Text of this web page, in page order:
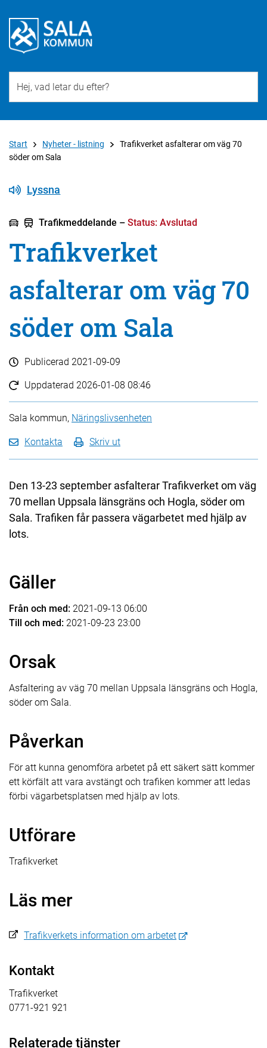
Start Nyheter - listning
Trafikverket asfalterar om väg 70
söder om Sala
Lyssna
Trafikmeddelande – Status: Avslutad
Trafikverket
asfalterar om väg 70
söder om Sala
Publicerad 2021-09-09
Uppdaterad 2026-01-08 08:46
Sala kommun, Näringslivsenheten
Kontakta Skriv ut
Den 13-23 september asfalterar Trafikverket om väg
70 mellan Uppsala länsgräns och Hogla, söder om
Sala. Trafiken får passera vägarbetet med hjälp av
lots.
Gäller
Från och med: 2021-09-13 06:00
Till och med: 2021-09-23 23:00
Orsak
Asfaltering av väg 70 mellan Uppsala länsgräns och Hogla,
söder om Sala.
Påverkan
För att kunna genomföra arbetet på ett säkert sätt kommer
ett körfält att vara avstängt och trafiken kommer att ledas
förbi vägarbetsplatsen med hjälp av lots.
Utförare
Trafikverket
Läs mer
Trafikverkets information om arbetet
Kontakt
Trafikverket
0771-921 921
Relaterade tjänster